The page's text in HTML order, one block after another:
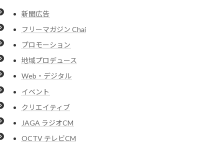
ー
ジ
送
り
新聞広告
フリーマガジン Chai
プロモーション
地域プロデュース
Web・デジタル
イベント
クリエイティブ
JAGA ラジオCM
OCTV テレビCM